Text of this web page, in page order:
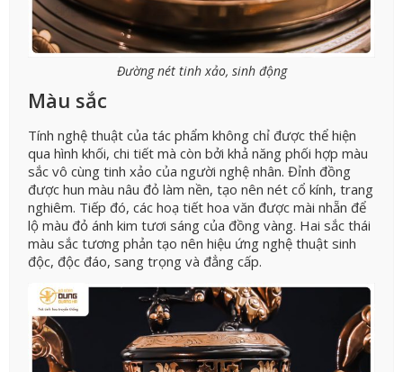
Đường nét tinh xảo, sinh động
Màu sắc
Tính nghệ thuật của tác phẩm không chỉ được thể hiện
qua hình khối, chi tiết mà còn bởi khả năng phối hợp màu
sắc vô cùng tinh xảo của người nghệ nhân. Đỉnh đồng
được hun màu nâu đỏ làm nền, tạo nên nét cổ kính, trang
nghiêm. Tiếp đó, các hoạ tiết hoa văn được mài nhẵn để
lộ màu đỏ ánh kim tươi sáng của đồng vàng. Hai sắc thái
màu sắc tương phản tạo nên hiệu ứng nghệ thuật sinh
độc, độc đáo, sang trọng và đẳng cấp.